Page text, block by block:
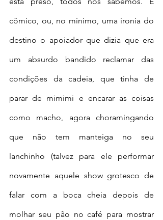
cômico, ou, no mínimo, uma ironia do
destino o apoiador que dizia que era
um absurdo bandido reclamar das
condições da cadeia, que tinha de
parar de mimimi e encarar as coisas
como macho, agora choramingando
que não tem manteiga no seu
lanchinho (talvez para ele performar
novamente aquele show grotesco de
falar com a boca cheia depois de
molhar seu pão no café para mostrar